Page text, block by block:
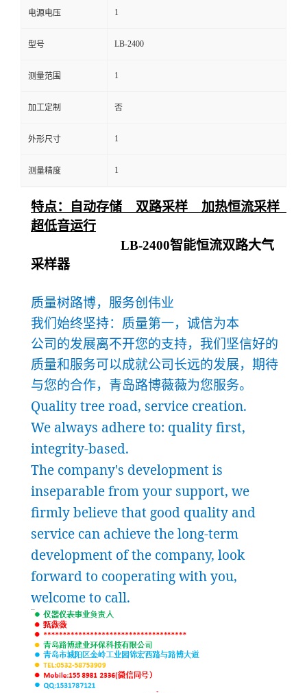
在
线
留
言
电源电压 1
型号 LB-2400
测量范围 1
加工定制 否
外形尺寸 1
测量精度 1
特点：自动存储 双路采样 加热恒流采样
超低音运行
LB-2400智能恒流双路大气
采样器
质量树路博，服务创伟业
我们始终坚持：质量第一，诚信为本
公司的发展离不开您的支持，我们坚信好的
质量和服务可以成就公司长远的发展，期待
与您的合作，青岛路博薇薇为您服务。
Quality tree road, service creation.
We always adhere to: quality first,
integrity-based.
The company's development is
inseparable from your support, we
firmly believe that good quality and
service can achieve the long-term
development of the company, look
forward to cooperating with you,
welcome to call.